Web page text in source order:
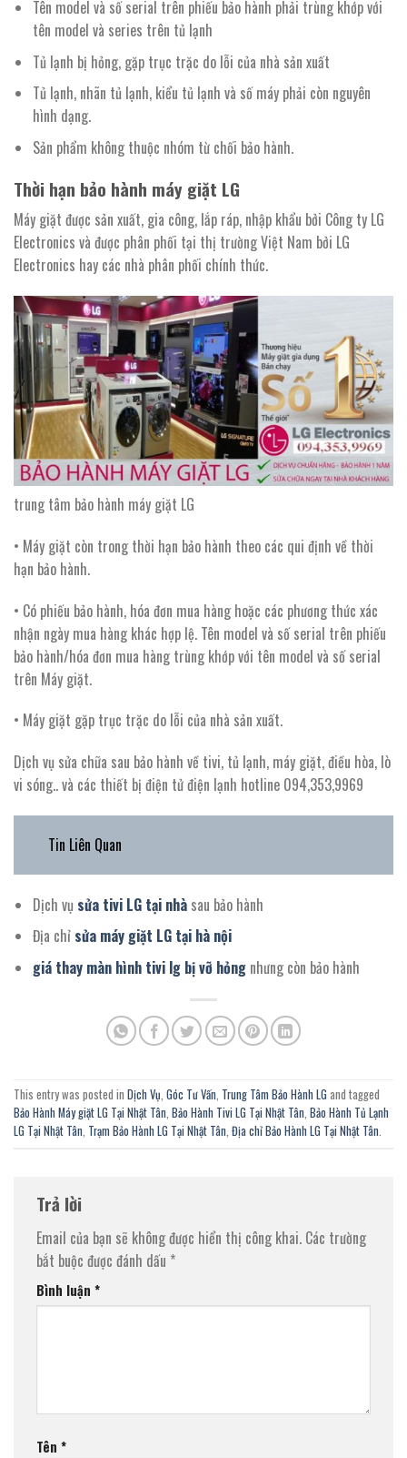
Tên model và số serial trên phiếu bảo hành phải trùng khớp với
tên model và series trên tủ lạnh
Tủ lạnh bị hỏng, gặp trục trặc do lỗi của nhà sản xuất
Tủ lạnh, nhãn tủ lạnh, kiểu tủ lạnh và số máy phải còn nguyên
hình dạng.
Sản phẩm không thuộc nhóm từ chối bảo hành.
Thời hạn bảo hành máy giặt LG
Máy giặt được sản xuất, gia công, lắp ráp, nhập khẩu bởi Công ty LG
Electronics và được phân phối tại thị trường Việt Nam bởi LG
Electronics hay các nhà phân phối chính thức.
trung tâm bảo hành máy giặt LG
• Máy giặt còn trong thời hạn bảo hành theo các qui định về thời
hạn bảo hành.
• Có phiếu bảo hành, hóa đơn mua hàng hoặc các phương thức xác
nhận ngày mua hàng khác hợp lệ. Tên model và số serial trên phiếu
bảo hành/hóa đơn mua hàng trùng khớp với tên model và số serial
trên Máy giặt.
• Máy giặt gặp trục trặc do lỗi của nhà sản xuất.
Dịch vụ sửa chữa sau bảo hành về tivi, tủ lạnh, máy giặt, điều hòa, lò
vi sóng.. và các thiết bị điện tử điện lạnh hotline 094,353,9969
Tin Liên Quan
Dịch vụ sửa tivi LG tại nhàsau bảo hành
Địa chỉ sửa máy giặt LG tại hà nội
giá thay màn hình tivi lg bị vỡ hỏngnhưng còn bảo hành
This entry was posted in Dịch Vụ, Góc Tư Vấn, Trung Tâm Bảo Hành LG and tagged
Bảo Hành Máy giặt LG Tại Nhật Tân, Bảo Hành Tivi LG Tại Nhật Tân, Bảo Hành Tủ Lạnh
LG Tại Nhật Tân, Trạm Bảo Hành LG Tại Nhật Tân, Địa chỉ Bảo Hành LG Tại Nhật Tân.
Trả lời
Email của bạn sẽ không được hiển thị công khai. Các trường
bắt buộc được đánh dấu *
Bình luận *
Tên *